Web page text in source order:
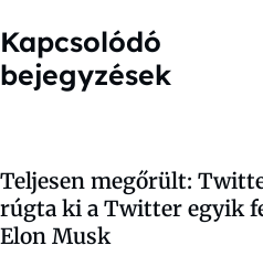
Kapcsolódó
bejegyzések
Teljesen megőrült:
rúgta ki a Twitter egyik
Elon Musk